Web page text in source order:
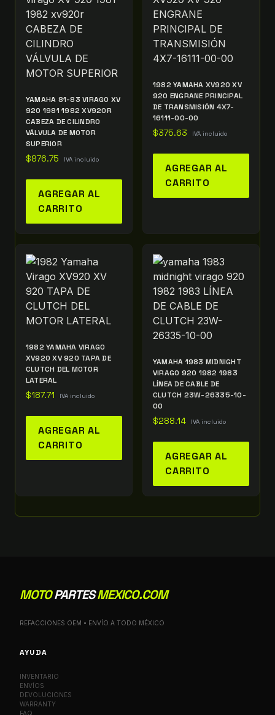
YAMAHA 81-83 VIRAGO XV
920 1981 1982 XV920R
CABEZA DE CILINDRO
VÁLVULA DE MOTOR
SUPERIOR
$876.75 IVA incluido
AGREGAR AL
CARRITO
1982 YAMAHA XV920 XV
920 ENGRANE PRINCIPAL
DE TRANSMISIÓN 4X7-
16111-00-00
$375.63 IVA incluido
AGREGAR AL
CARRITO
1982 YAMAHA VIRAGO
XV920 XV 920 TAPA DE
CLUTCH DEL MOTOR
LATERAL
$187.71 IVA incluido
AGREGAR AL
CARRITO
YAMAHA 1983 MIDNIGHT
VIRAGO 920 1982 1983
LÍNEA DE CABLE DE
CLUTCH 23W-26335-10-
00
$288.14 IVA incluido
AGREGAR AL
CARRITO
MOTOPARTESMEXICO.COM
REFACCIONES OEM • ENVÍO A TODO MÉXICO
AYUDA
INVENTARIO
ENVÍOS
DEVOLUCIONES
WARRANTY
FAQ